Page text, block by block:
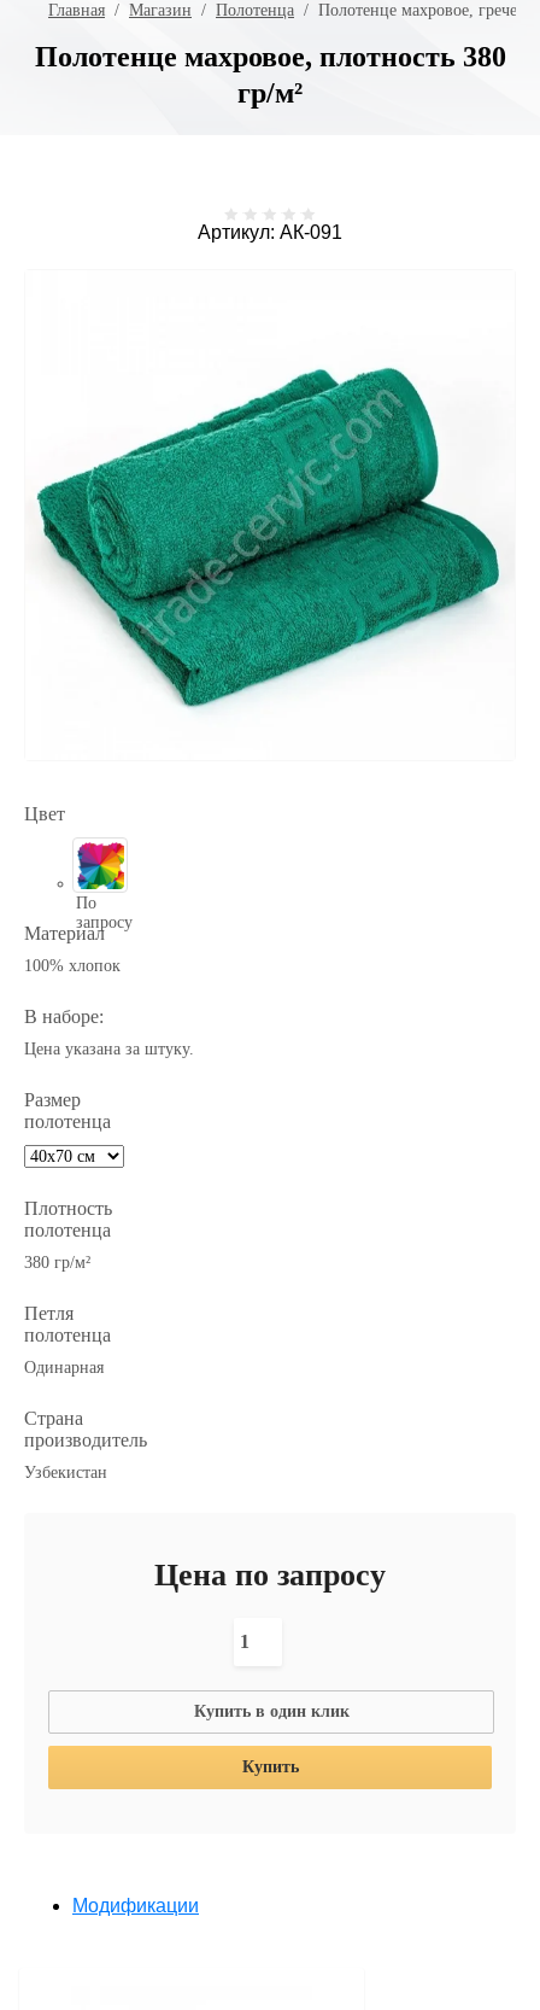
Главная
  /
Магазин
  /
Полотенца
/  Полотенце махровое,
Полотенце махровое, плотность 380
гр/м²
Артикул: АК-091
Цвет
По
запросу
Материал
100% хлопок
В наборе:
Цена указана за штуку.
Размер
полотенца
Плотность
полотенца
380 гр/м²
Петля
полотенца
Одинарная
Страна
производитель
Узбекистан
Цена по запросу
Купить в один клик
Купить
Модификации